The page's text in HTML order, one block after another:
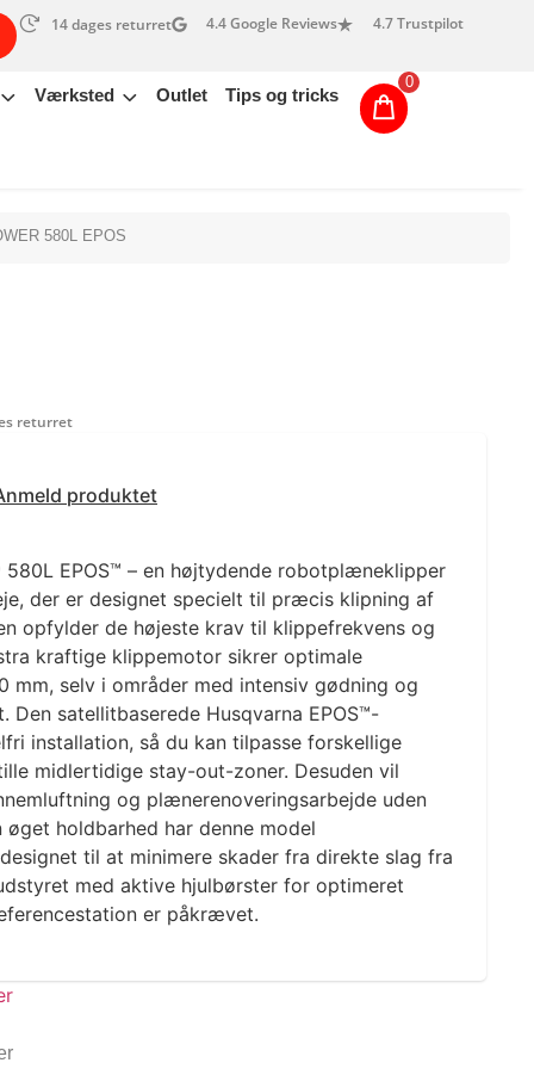
14 dages returret 4.4 Google Reviews 4.7 Trustpilot
Værksted Outlet Tips og tricks
0
580L EPOS
returret
produktet
EPOS™ – en højtydende robotplæneklipper
der er designet specielt til præcis klipning af
opfylder de højeste krav til klippefrekvens og
kraftige klippemotor sikrer optimale
mm, selv i områder med intensiv gødning og
satellitbaserede Husqvarna EPOS™-
installation, så du kan tilpasse forskellige
midlertidige stay-out-zoner. Desuden vil
og plænerenoveringsarbejde uden
holdbarhed har denne model
til at minimere skader fra direkte slag fra
med aktive hjulbørster for optimeret
er påkrævet.